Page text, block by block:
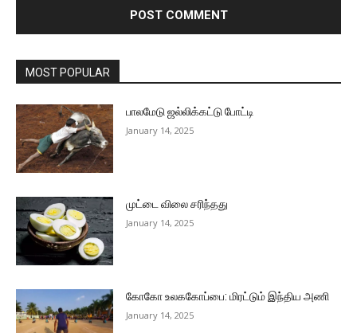
MOST POPULAR
பாலமேடு ஜல்லிக்கட்டு போட்டி
January 14, 2025
முட்டை விலை சரிந்தது
January 14, 2025
கோகோ உலககோப்பை: மிரட்டும் இந்திய அணி
January 14, 2025